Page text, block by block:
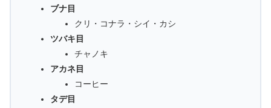
ブナ目
クリ・コナラ・シイ・カシ
ツバキ目
チャノキ
アカネ目
コーヒー
タデ目